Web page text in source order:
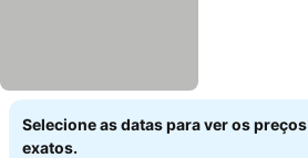
Selecione as datas para ver os preços
exatos.